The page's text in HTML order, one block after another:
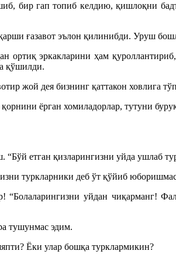
бир гап топиб келдию, қишлоқни
ғазавот эълон қилинибди. Уруш
ортиқ эркакларини ҳам
қўшилди.
жой дея бизнинг қаттакон ховлига
ёрган хомиладорлар, тутуни
етган қизларингизни уйда ушлаб
туркларники деб ўт қўйиб
уйдан чиқарманг!
тушунмас эдим.
Ёки улар бошқа турклармикин?